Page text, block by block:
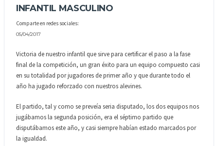
INFANTIL MASCULINO
Comparte en redes sociales:
05/04/2017
Victoria de nuestro infantil que sirve para certificar el paso a la fase
final de la competición, un gran éxito para un equipo compuesto casi
en su totalidad por jugadores de primer año y que durante todo el
año ha jugado reforzado con nuestros alevines.
El partido, tal y como se preveía seria disputado, los dos equipos nos
jugábamos la segunda posición, era el séptimo partido que
disputábamos este año, y casi siempre habían estado marcados por
la igualdad.